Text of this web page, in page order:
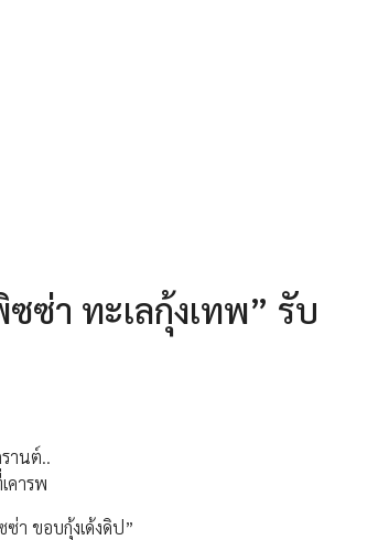
ซ่า ทะเลกุ้งเทพ” รับ
านต์..
คารพ
า ขอบกุ้งเด้งดิป”